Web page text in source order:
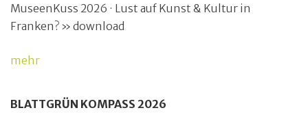
MuseenKuss 2026 · Lust auf Kunst & Kultur in
Franken? » download
mehr
BLATTGRÜN KOMPASS 2026